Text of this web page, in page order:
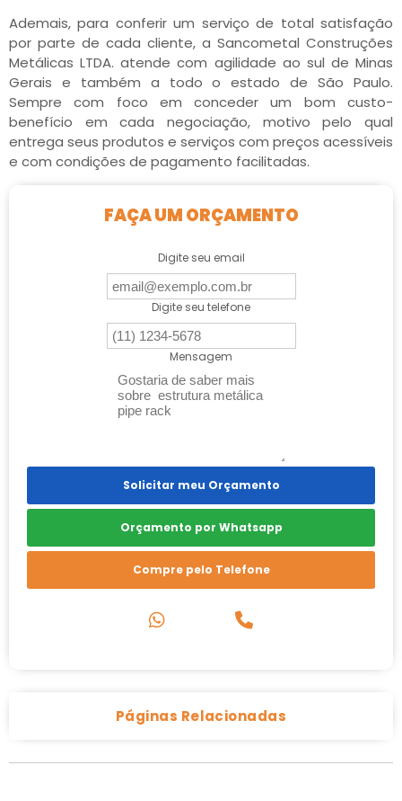
Ademais, para conferir um serviço de total satisfação
por parte de cada cliente, a Sancometal Construções
Metálicas LTDA. atende com agilidade ao sul de Minas
Gerais e também a todo o estado de São Paulo.
Sempre com foco em conceder um bom custo-
benefício em cada negociação, motivo pelo qual
entrega seus produtos e serviços com preços acessíveis
e com condições de pagamento facilitadas.
FAÇA UM ORÇAMENTO
Digite seu email
Digite seu telefone
Mensagem
Solicitar meu Orçamento
Orçamento por Whatsapp
Compre pelo Telefone
Páginas Relacionadas